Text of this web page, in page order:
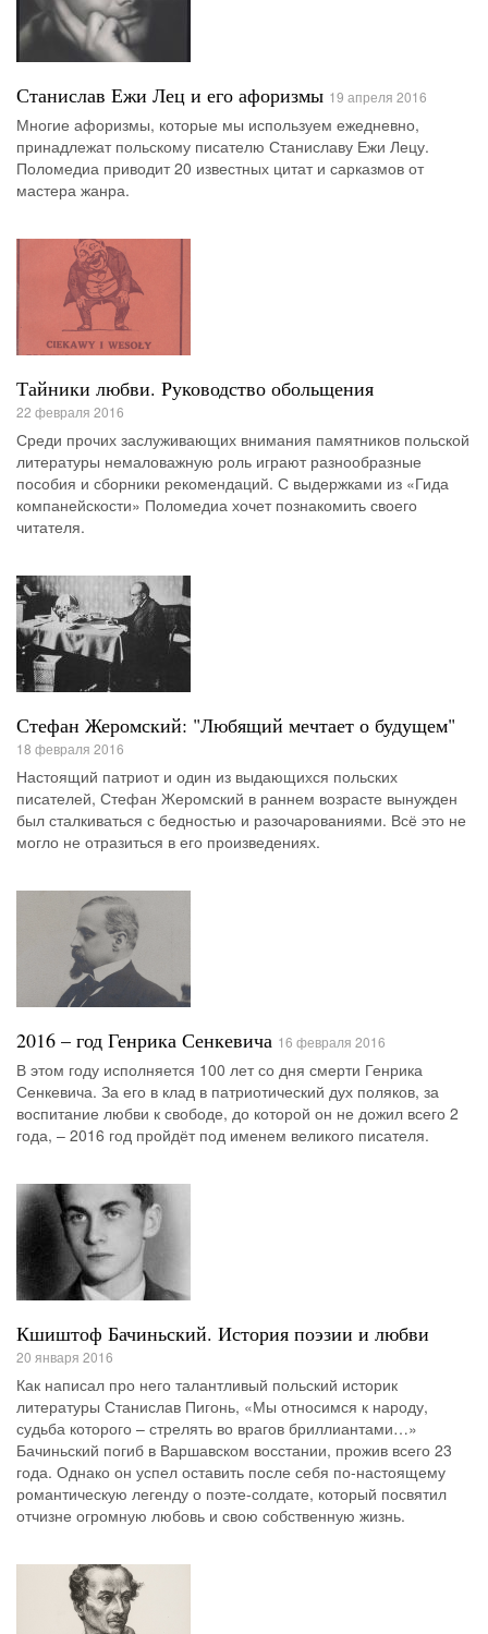
Станислав Ежи Лец и его афоризмы 19 апреля 2016
Многие афоризмы, которые мы используем ежедневно,
принадлежат польскому писателю Станиславу Ежи Лецу.
Поломедиа приводит 20 известных цитат и сарказмов от
мастера жанра.
Тайники любви. Руководство обольщения
22 февраля 2016
Среди прочих заслуживающих внимания памятников польской
литературы немаловажную роль играют разнообразные
пособия и сборники рекомендаций. С выдержками из «Гида
компанейскости» Поломедиа хочет познакомить своего
читателя.
Стефан Жеромский: "Любящий мечтает о будущем"
18 февраля 2016
Настоящий патриот и один из выдающихся польских
писателей, Стефан Жеромский в раннем возрасте вынужден
был сталкиваться с бедностью и разочарованиями. Всё это не
могло не отразиться в его произведениях.
2016 – год Генрика Сенкевича 16 февраля 2016
В этом году исполняется 100 лет со дня смерти Генрика
Сенкевича. За его в клад в патриотический дух поляков, за
воспитание любви к свободе, до которой он не дожил всего 2
года, – 2016 год пройдёт под именем великого писателя.
Кшиштоф Бачиньский. История поэзии и любви
20 января 2016
Как написал про него талантливый польский историк
литературы Станислав Пигонь, «Мы относимся к народу,
судьба которого – стрелять во врагов бриллиантами…»
Бачиньский погиб в Варшавском восстании, прожив всего 23
года. Однако он успел оставить после себя по-настоящему
романтическую легенду о поэте-солдате, который посвятил
отчизне огромную любовь и свою собственную жизнь.